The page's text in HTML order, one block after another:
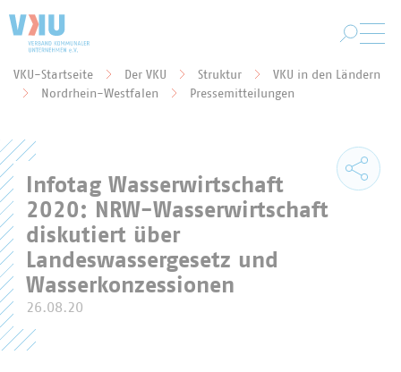
Sie befinden sich hier:
VKU-Startseite Der VKU Struktur
VKU in den Ländern
Nordrhein-Westfalen
Pressemitteilungen
Infotag Wasserwirtschaft
2020: NRW-Wasserwirtschaft
diskutiert über
Landeswassergesetz und
Wasserkonzessionen
26.08.20